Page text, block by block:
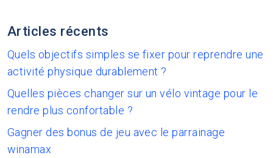
Articles récents
Quels objectifs simples se fixer pour reprendre une
activité physique durablement ?
Quelles pièces changer sur un vélo vintage pour le
rendre plus confortable ?
Gagner des bonus de jeu avec le parrainage
winamax